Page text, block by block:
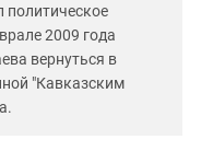
политическое
2009 года
вернуться в
"Кавказским